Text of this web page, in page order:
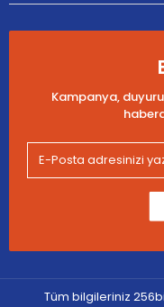
Kampanya,
Tüm bilgileriniz